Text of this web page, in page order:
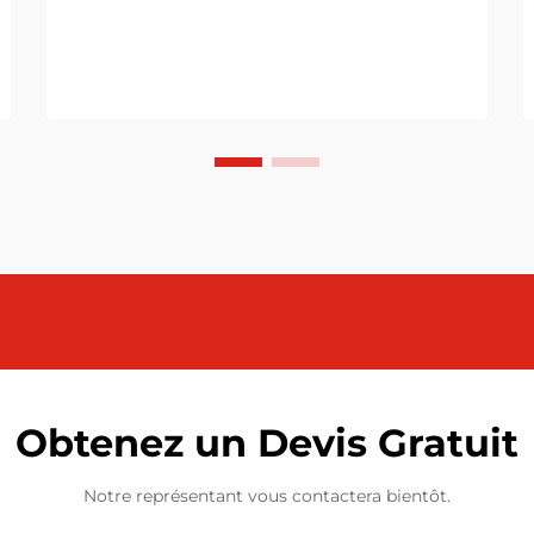
Obtenez un Devis Gratuit
Notre représentant vous contactera bientôt.